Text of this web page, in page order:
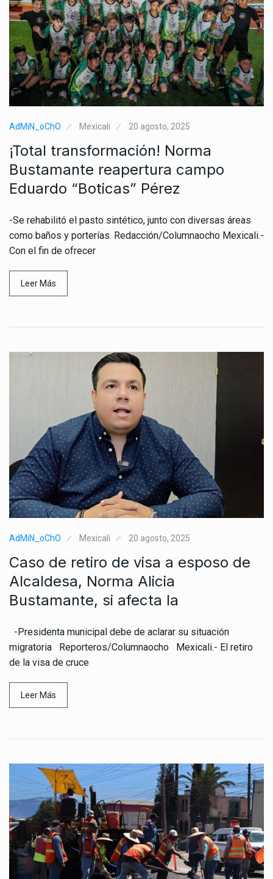
AdMiN_oChO Mexicali 20 agosto, 2025
¡Total transformación! Norma
Bustamante reapertura campo
Eduardo “Boticas” Pérez
-Se rehabilitó el pasto sintético, junto con diversas áreas
como baños y porterías. Redacción/Columnaocho Mexicali.-
Con el fin de ofrecer
Leer Más
AdMiN_oChO Mexicali 20 agosto, 2025
Caso de retiro de visa a esposo de
Alcaldesa, Norma Alicia
Bustamante, si afecta la
-Presidenta municipal debe de aclarar su situación
migratoria Reporteros/Columnaocho Mexicali.- El retiro
de la visa de cruce
Leer Más